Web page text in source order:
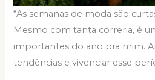
“As semanas de moda são
Mesmo com tanta correria, é
importantes do ano pra mim.
tendências e vivenciar esse